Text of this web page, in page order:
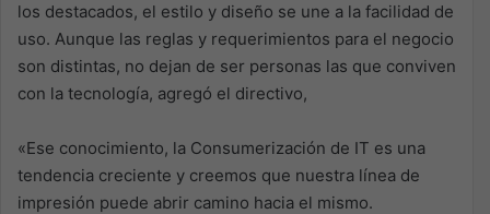
los destacados, el estilo y diseño se une a la facilidad de
uso. Aunque las reglas y requerimientos para el negocio
son distintas, no dejan de ser personas las que conviven
con la tecnología, agregó el directivo,
«Ese conocimiento, la Consumerización de IT es una
tendencia creciente y creemos que nuestra línea de
impresión puede abrir camino hacia el mismo.